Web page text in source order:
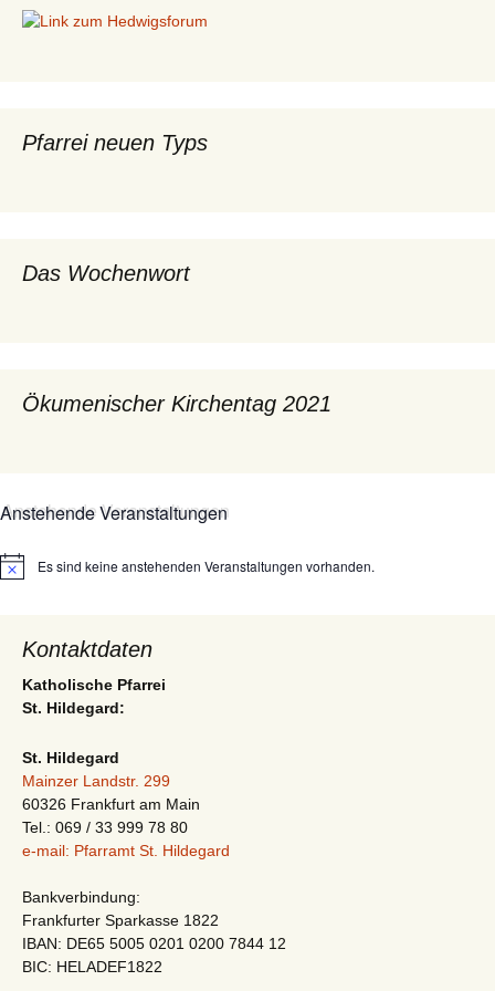
Pfarrei neuen Typs
Das Wochenwort
Ökumenischer Kirchentag 2021
Anstehende Veranstaltungen
HinweisEs sind keine anstehenden Veranstaltungen vorhanden.
Kontaktdaten
Katholische Pfarrei
St. Hildegard:
St. Hildegard
Mainzer Landstr. 299
60326 Frankfurt am Main
Tel.: 069 / 33 999 78 80
e-mail: Pfarramt St. Hildegard
Bankverbindung:
Frankfurter Sparkasse 1822
IBAN: DE65 5005 0201 0200 7844 12
BIC: HELADEF1822